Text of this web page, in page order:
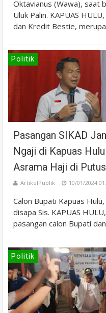
Oktavianus (Wawa), saat
Uluk Palin. KAPUAS
dan Kredit Bestie,
Politik
Pasangan SIKAD
Ngaji di Kapuas
Asrama Haji di
ArtikelPublik 10/01/2024
Calon Bupati Kapuas
disapa Sis. KAPUAS
pasangan calon Bupati dan
Politik